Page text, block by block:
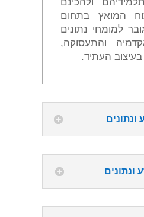
המואץ בתחום
למומחי נתונים
והתעסוקה,
בעיצוב העתיד.
ונתונים